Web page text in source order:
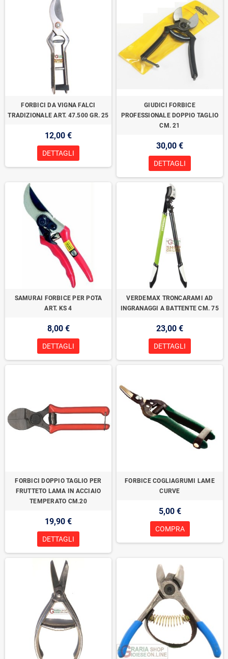
FORBICI DA VIGNA FALCI
TRADIZIONALE ART. 47.500 GR. 25
12,00 €
DETTAGLI
GIUDICI FORBICE
PROFESSIONALE DOPPIO TAGLIO
CM. 21
30,00 €
DETTAGLI
SAMURAI FORBICE PER POTA
ART. KS 4
8,00 €
DETTAGLI
VERDEMAX TRONCARAMI AD
INGRANAGGI A BATTENTE CM. 75
23,00 €
DETTAGLI
FORBICI DOPPIO TAGLIO PER
FRUTTETO LAMA IN ACCIAIO
TEMPERATO CM.20
19,90 €
DETTAGLI
FORBICE COGLIAGRUMI LAME
CURVE
5,00 €
COMPRA